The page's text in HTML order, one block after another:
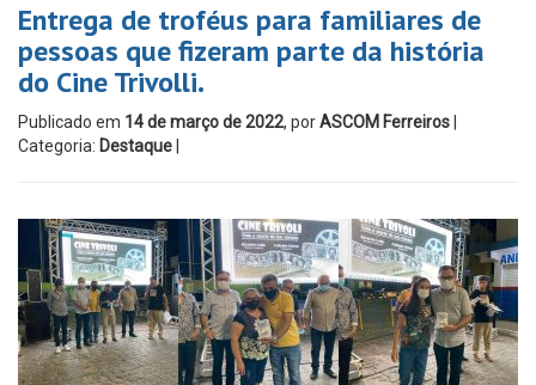
Entrega de troféus para familiares de
pessoas que fizeram parte da história
do Cine Trivolli.
Publicado em 14 de março de 2022, porASCOM Ferreiros
Categoria: Destaque